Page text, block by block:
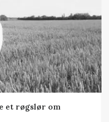
et røgslør om